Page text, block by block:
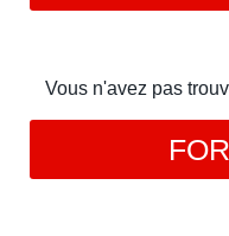
Vous n'avez pas